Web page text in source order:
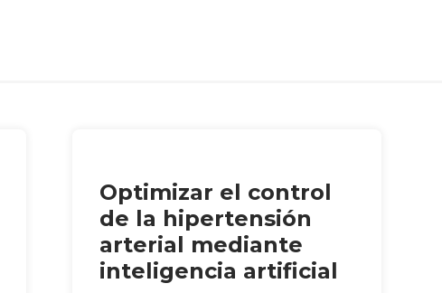
Optimizar el control
de la hipertensión
arterial mediante
inteligencia artificial